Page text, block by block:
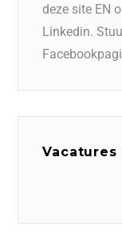
deze site EN
Linkedin.